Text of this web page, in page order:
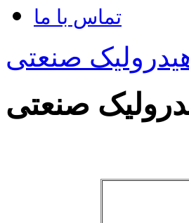
تماس با ما
صنعتی
صنعتی